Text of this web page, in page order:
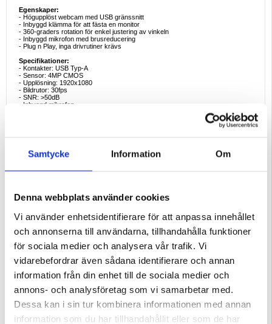
Samtycke Information Om
Denna webbplats använder cookies
Vi använder enhetsidentifierare för att anpassa innehållet
och annonserna till användarna, tillhandahålla funktioner
för sociala medier och analysera vår trafik. Vi
vidarebefordrar även sådana identifierare och annan
information från din enhet till de sociala medier och
annons- och analysföretag som vi samarbetar med.
Dessa kan i sin tur kombinera informationen med annan
information som du har tillhandahållit eller som de har
Egenskaper:
- Högupplöst webcam med USB gränssnitt
- Inbyggd klämma för att fästa en monitor
- 360-graders rotation för enkel justering av vinkeln
- Inbyggd mikrofon med brusreducering
- Plug n Play, inga drivrutiner krävs
Specifikationer:
- Kontakter: USB Typ-A
- Sensor: 4MP CMOS
- Upplösning: 1920x1080
- Bildrutor: 30fps
- SNR: >50dB
- Inbyggd mikrofon
Thomas danhard
05.01.2021
Bra cam till bra pris !
Otoligt bra för lågt pris ! Nöjd med hur den presterar och gör sitt
jobb !Dottern använder den i spel och skypesamtal med sina
vänner ! Prisvärd är ordet för denna produkt !!